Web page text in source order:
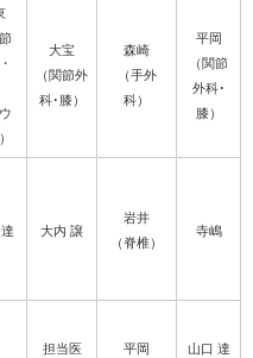
大宝
（関節外
科･膝）
森崎
（手外
科）
平岡
（関節
外科･
膝）
大内 譲
岩井
（脊椎）
寺嶋
担当医 平岡 山口 達